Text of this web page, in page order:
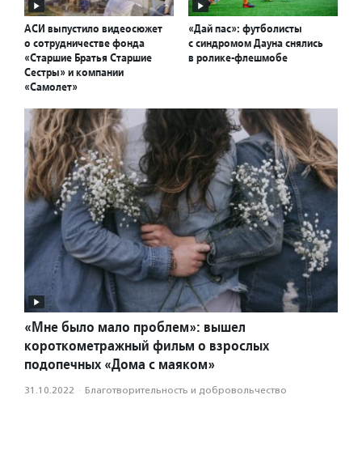
АСИ выпустило видеосюжет
о сотрудничестве фонда
«Старшие Братья Старшие
Сестры» и компании
«Самолет»
«Дай пас»: футболисты
с синдромом Дауна снялись
в ролике-флешмобе
«Мне было мало проблем»: вышел
короткометражный фильм о взрослых
подопечных «Дома с маяком»
31.10.2022 · Благотвори­тель­ность и доброволь­чест­во